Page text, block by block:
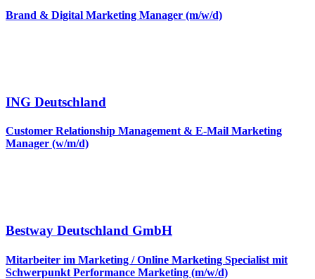
Brand & Digital Marketing Manager (m/w/d)
ING Deutschland
Customer Relationship Management & E-Mail Marketing
Manager (w/m/d)
Bestway Deutschland GmbH
Mitarbeiter im Marketing / Online Marketing Specialist mit
Schwerpunkt Performance Marketing (m/w/d)